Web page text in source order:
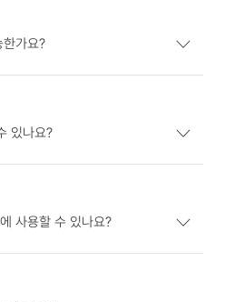
가요?
있나요?
사용할 수 있나요?